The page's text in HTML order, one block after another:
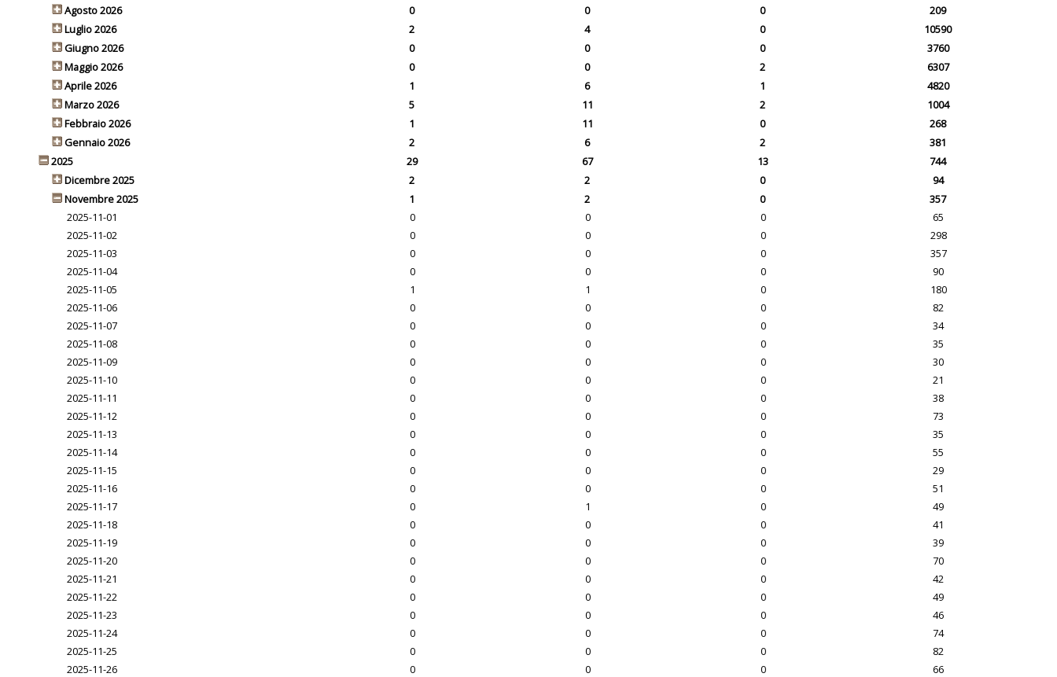
Agosto 2026
0 0 0
209
Luglio 2026
2 4 0
10590
Giugno 2026
0 0 0
3760
Maggio 2026
0 0 2
6307
Aprile 2026
1 6 1
4820
Marzo 2026
5 11 2
1004
Febbraio 2026
1 11 0
268
Gennaio 2026
2 6 2
381
2025
29 67 13
744
Dicembre 2025
2 2 0
94
Novembre 2025
1 2 0
357
2025-11-01
0 0 0
65
2025-11-02
0 0 0
298
2025-11-03
0 0 0
357
2025-11-04
0 0 0
90
2025-11-05
1 1 0
180
2025-11-06
0 0 0
82
2025-11-07
0 0 0
34
2025-11-08
0 0 0
35
2025-11-09
0 0 0
30
2025-11-10
0 0 0
21
2025-11-11
0 0 0
38
2025-11-12
0 0 0
73
2025-11-13
0 0 0
35
2025-11-14
0 0 0
55
2025-11-15
0 0 0
29
2025-11-16
0 0 0
51
2025-11-17
0 1 0
49
2025-11-18
0 0 0
41
2025-11-19
0 0 0
39
2025-11-20
0 0 0
70
2025-11-21
0 0 0
42
2025-11-22
0 0 0
49
2025-11-23
0 0 0
46
2025-11-24
0 0 0
74
2025-11-25
0 0 0
82
2025-11-26
0 0 0
66